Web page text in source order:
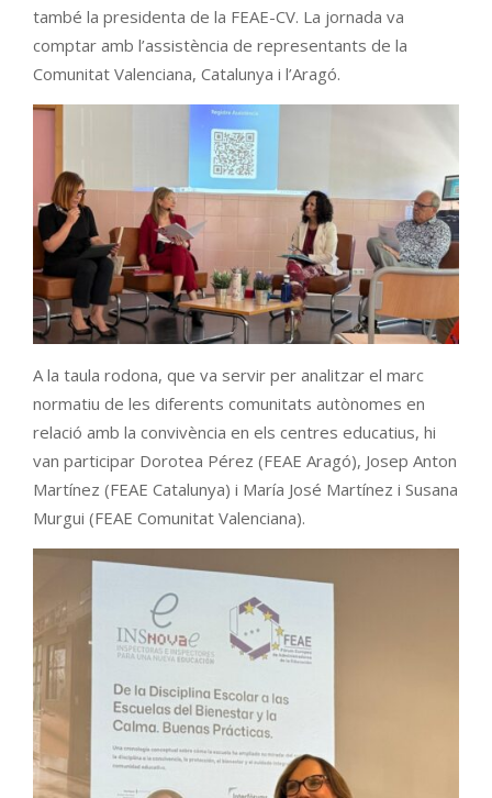
també la presidenta de la FEAE-CV. La jornada va
comptar amb l’assistència de representants de la
Comunitat Valenciana, Catalunya i l’Aragó.
A la taula rodona, que va servir per analitzar el marc
normatiu de les diferents comunitats autònomes en
relació amb la convivència en els centres educatius, hi
van participar Dorotea Pérez (FEAE Aragó), Josep Anton
Martínez (FEAE Catalunya) i María José Martínez i Susana
Murgui (FEAE Comunitat Valenciana).